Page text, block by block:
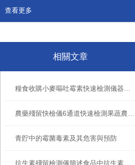
查看更多
相關文章
青貯中的霉菌毒素及其危害與預防